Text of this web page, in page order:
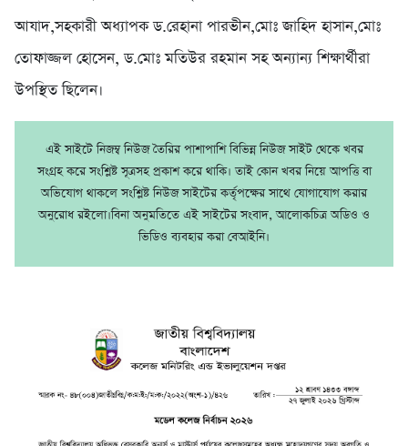
আযাদ,সহকারী অধ্যাপক ড.রেহানা পারভীন,মোঃ জাহিদ হাসান,মোঃ
তোফাজ্জল হোসেন, ড.মোঃ মতিউর রহমান সহ অন্যান্য শিক্ষার্থীরা
উপস্থিত ছিলেন।
এই সাইটে নিজম্ব নিউজ তৈরির পাশাপাশি বিভিন্ন নিউজ সাইট থেকে খবর
সংগ্রহ করে সংশ্লিষ্ট সূত্রসহ প্রকাশ করে থাকি। তাই কোন খবর নিয়ে আপত্তি বা
অভিযোগ থাকলে সংশ্লিষ্ট নিউজ সাইটের কর্তৃপক্ষের সাথে যোগাযোগ করার
অনুরোধ রইলো।বিনা অনুমতিতে এই সাইটের সংবাদ, আলোকচিত্র অডিও ও
ভিডিও ব্যবহার করা বেআইনি।